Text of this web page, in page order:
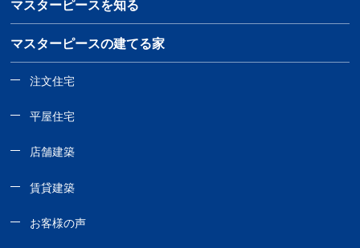
マスターピースを知る
マスターピースの建てる家
注文住宅
平屋住宅
店舗建築
賃貸建築
お客様の声